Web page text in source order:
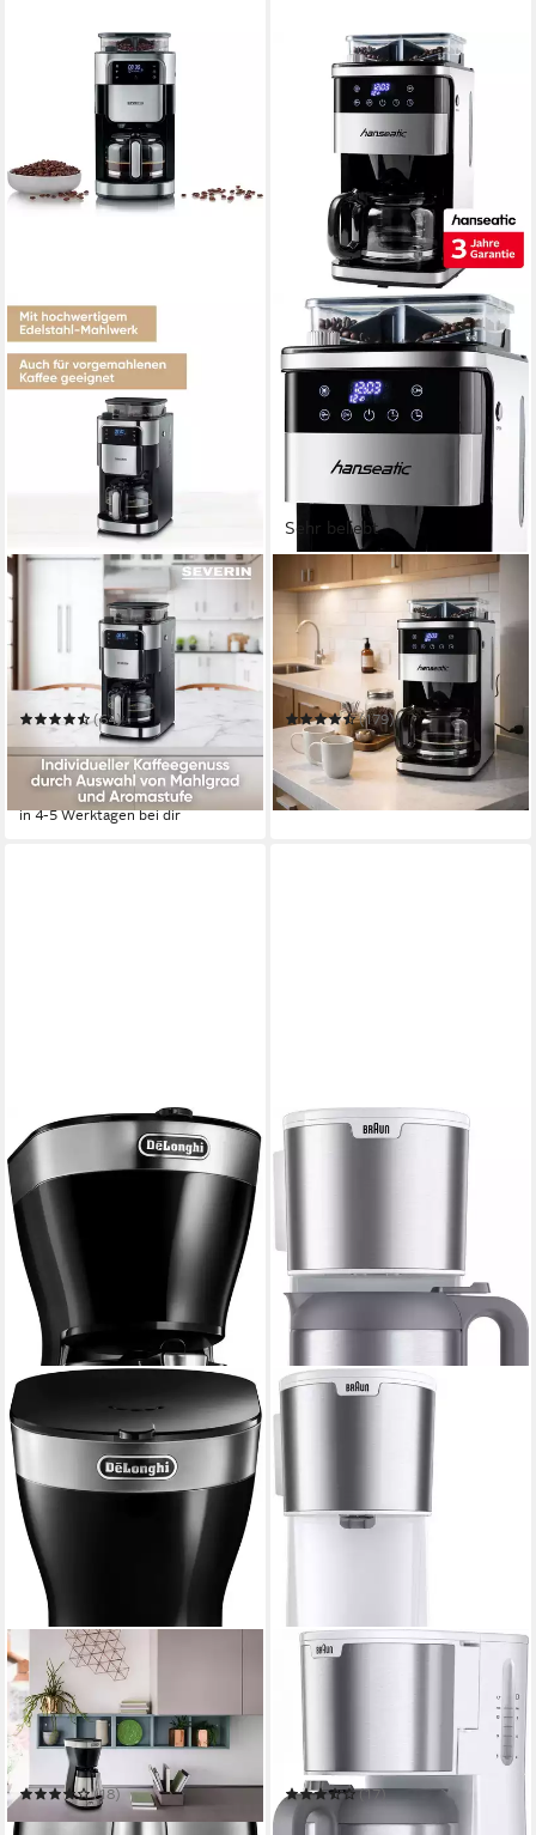
Kaffeemaschine mit
Mahlwerk KA 4813
Kaffeekanne
Timerfunktion, AbschaltautomatikZeitfunktionen
(64)
ab 120,99 € UVP249,00 €
11,05 €mtl. in 12 Raten
-51%
in 4-5 Werktagen bei dir
Sehr beliebt
HANSEATIC
Kaffeemaschine mit
Mahlwerk HCMG105015SD
Kaffeekanne
15 Tassen
Abschaltautomatik
Zeitfunktionen
(179)
99,99 € UVP179,99 €
-44%
in 2-3 Werktagen bei dir
DE'LONGHI
Filterkaffeemaschine ICM
16710
1,25 l Kaffeekanne
Tassen
Wassertank
(18)
84,23 €
BRAUN
PurShine KF1505 WH mit
Tassen
Zeitfunktionen
(17)
ab 59,23 €